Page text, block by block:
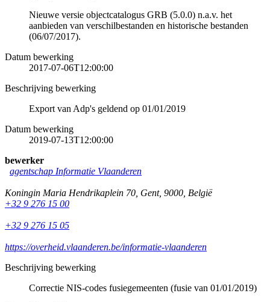
Nieuwe versie objectcatalogus GRB (5.0.0) n.a.v. het
aanbieden van verschilbestanden en historische bestanden
(06/07/2017).
Datum bewerking
2017-07-06T12:00:00
Beschrijving bewerking
Export van Adp's geldend op 01/01/2019
Datum bewerking
2019-07-13T12:00:00
bewerker
agentschap Informatie Vlaanderen
Koningin Maria Hendrikaplein 70 Gent, 9000 België
+32 9 276 15 00
+32 9 276 15 05
https://overheid.vlaanderen.be/informatie-vlaanderen
Beschrijving bewerking
Correctie NIS-codes fusiegemeenten (fusie van 01/01/2019)